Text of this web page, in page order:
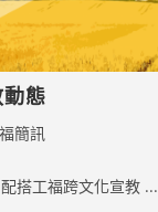
態
簡訊
搭工福跨文化宣教 ...